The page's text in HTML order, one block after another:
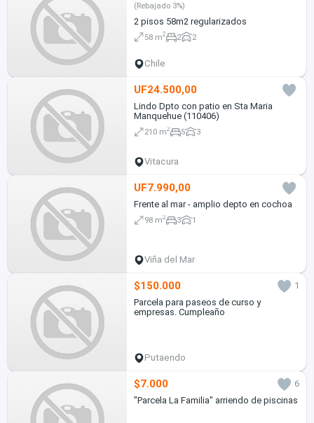
(Rebajado 3%)
2 pisos 58m2 regularizados
58 m2 2 2
Chile
UF24.500,00
Lindo Dpto con patio en Sta Maria
Manquehue (110406)
210 m2 5 3
Vitacura
UF7.990,00
Frente al mar - amplio depto en cochoa
98 m2 3 1
Viña del Mar
$150.000
1
Parcela para paseos de curso y
empresas. Cumpleaño
Putaendo
$7.000
6
"Parcela La Familia" arriendo de piscinas